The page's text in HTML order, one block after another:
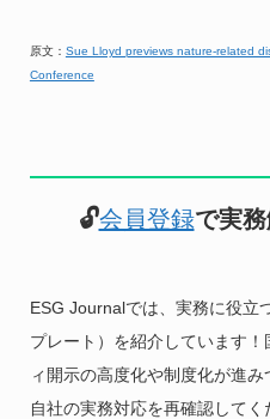
原文： Sue Lloyd previews nature-related
Conference
🔓会員登録で実
ESG Journalでは、実務に役立
プレート）を紹介しています
ィ開示の高度化や制度化が進
自社の実務対応を再確認してく